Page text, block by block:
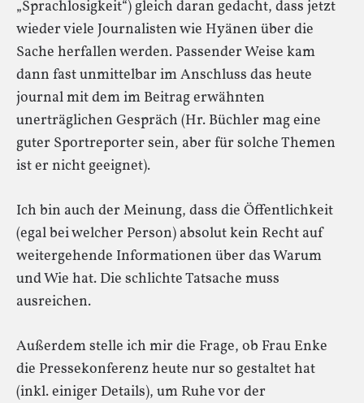
„Sprachlosigkeit“) gleich daran gedacht, dass jetzt
wieder viele Journalisten wie Hyänen über die
Sache herfallen werden. Passender Weise kam
dann fast unmittelbar im Anschluss das heute
journal mit dem im Beitrag erwähnten
unerträglichen Gespräch (Hr. Büchler mag eine
guter Sportreporter sein, aber für solche Themen
ist er nicht geeignet).
Ich bin auch der Meinung, dass die Öffentlichkeit
(egal bei welcher Person) absolut kein Recht auf
weitergehende Informationen über das Warum
und Wie hat. Die schlichte Tatsache muss
ausreichen.
Außerdem stelle ich mir die Frage, ob Frau Enke
die Pressekonferenz heute nur so gestaltet hat
(inkl. einiger Details), um Ruhe vor der